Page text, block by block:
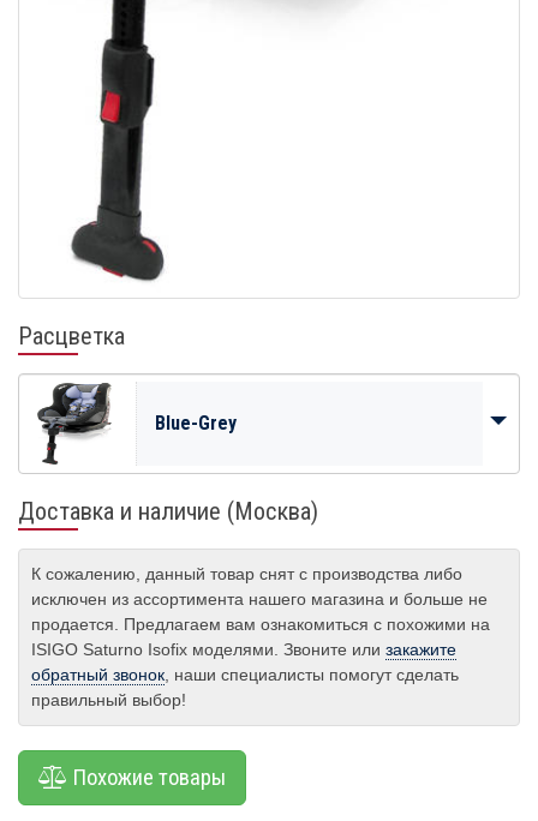
Расцветка
Blue-Grey
Доставка и наличие (Москва)
К сожалению, данный товар снят с производства либо
исключен из ассортимента нашего магазина и больше не
продается. Предлагаем вам ознакомиться с похожими на
ISIGO Saturno Isofix моделями. Звоните или закажите
обратный звонок, наши специалисты помогут сделать
правильный выбор!
Похожие товары